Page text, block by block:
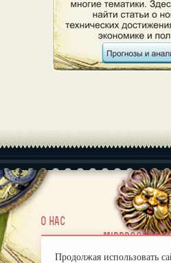
О нас |
Продолжая использовать